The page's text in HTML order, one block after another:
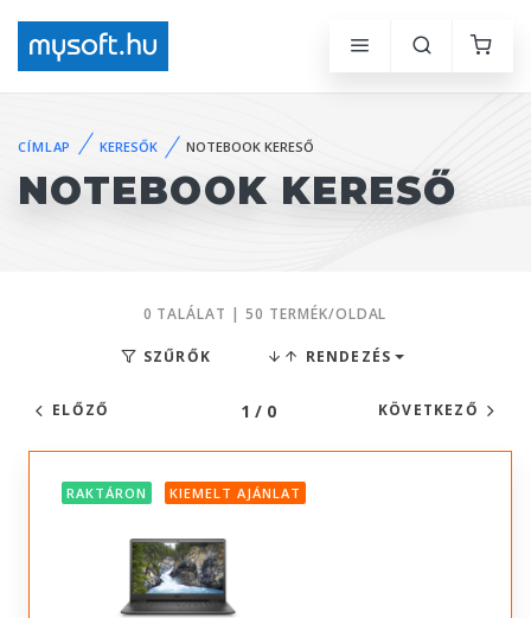
CÍMLAP KERESŐK NOTEBOOK KERESŐ
NOTEBOOK KERESŐ
0 TALÁLAT | 50 TERMÉK/OLDAL
SZŰRŐK RENDEZÉS
ELŐZŐ 1 / 0 KÖVETKEZŐ
RAKTÁRON KIEMELT AJÁNLAT